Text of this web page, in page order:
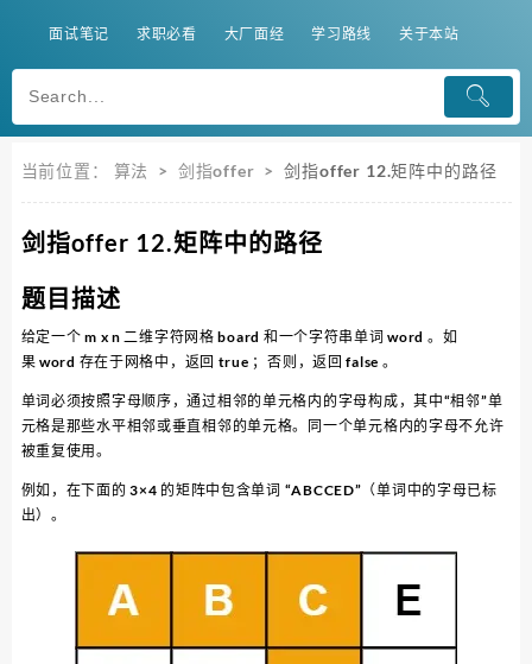
面试笔记 求职必看 大厂面经 学习路线 关于本站
当前位置： 算法 > 剑指offer >剑指offer 12.矩阵中的路径
剑指offer 12.矩阵中的路径
题目描述
给定一个 m x n 二维字符网格 board 和一个字符串单词 word 。如
果 word 存在于网格中，返回 true ；否则，返回 false 。
单词必须按照字母顺序，通过相邻的单元格内的字母构成，其中“相邻”单
元格是那些水平相邻或垂直相邻的单元格。同一个单元格内的字母不允许
被重复使用。
例如，在下面的 3×4 的矩阵中包含单词 “ABCCED”（单词中的字母已标
出）。